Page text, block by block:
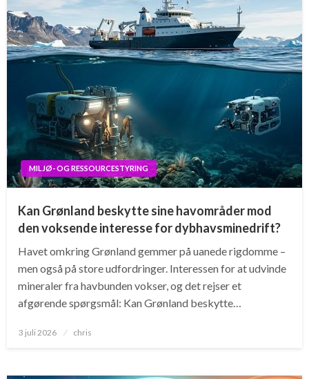
MILJØ- OG RESSOURCESTYRING
Kan Grønland beskytte sine havområder mod
den voksende interesse for dybhavsminedrift?
Havet omkring Grønland gemmer på uanede rigdomme –
men også på store udfordringer. Interessen for at udvinde
mineraler fra havbunden vokser, og det rejser et
afgørende spørgsmål: Kan Grønland beskytte…
Posted
3 juli 2026 chris